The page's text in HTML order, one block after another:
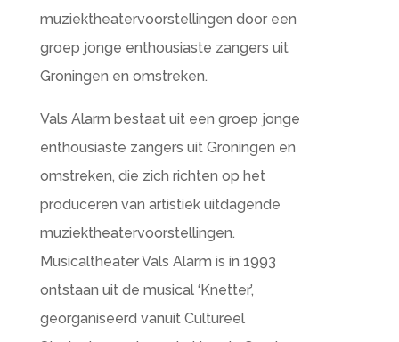
muziektheatervoorstellingen door een
groep jonge enthousiaste zangers uit
Groningen en omstreken.
Vals Alarm bestaat uit een groep jonge
enthousiaste zangers uit Groningen en
omstreken, die zich richten op het
produceren van artistiek uitdagende
muziektheatervoorstellingen.
Musicaltheater Vals Alarm is in 1993
ontstaan uit de musical ‘Knetter’,
georganiseerd vanuit Cultureel